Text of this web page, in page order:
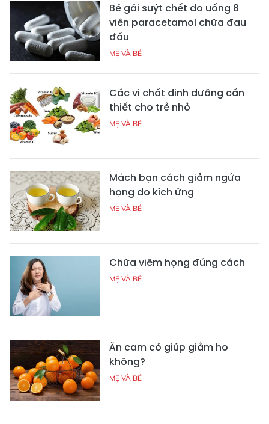
Bé gái suýt chết do uống 8
viên paracetamol chữa đau
đầu
MẸ VÀ BÉ
Các vi chất dinh dưỡng cần
thiết cho trẻ nhỏ
MẸ VÀ BÉ
Mách bạn cách giảm ngứa
họng do kích ứng
MẸ VÀ BÉ
Chữa viêm họng đúng cách
MẸ VÀ BÉ
Ăn cam có giúp giảm ho
không?
MẸ VÀ BÉ